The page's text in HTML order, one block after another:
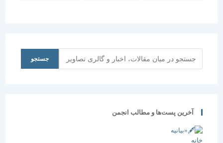
جستجو
آخرین پست‌ها و مطالب انجمن